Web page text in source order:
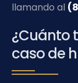
llamando al
¿Cuánto
caso de